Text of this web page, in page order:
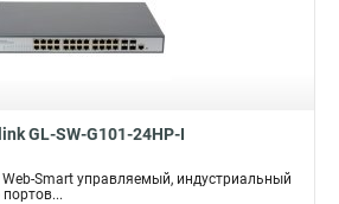
GL-SW-G101-24HP-I
Web-Smart управляемый, индустриальный